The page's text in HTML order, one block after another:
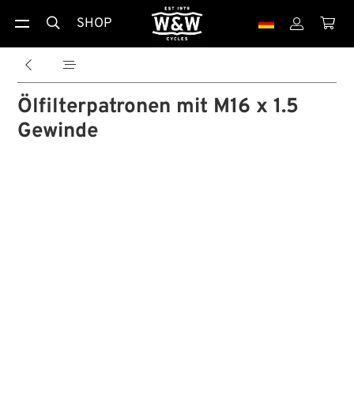
 SHOP  
 
Ölfilterpatronen mit M16 x 1.5
Gewinde